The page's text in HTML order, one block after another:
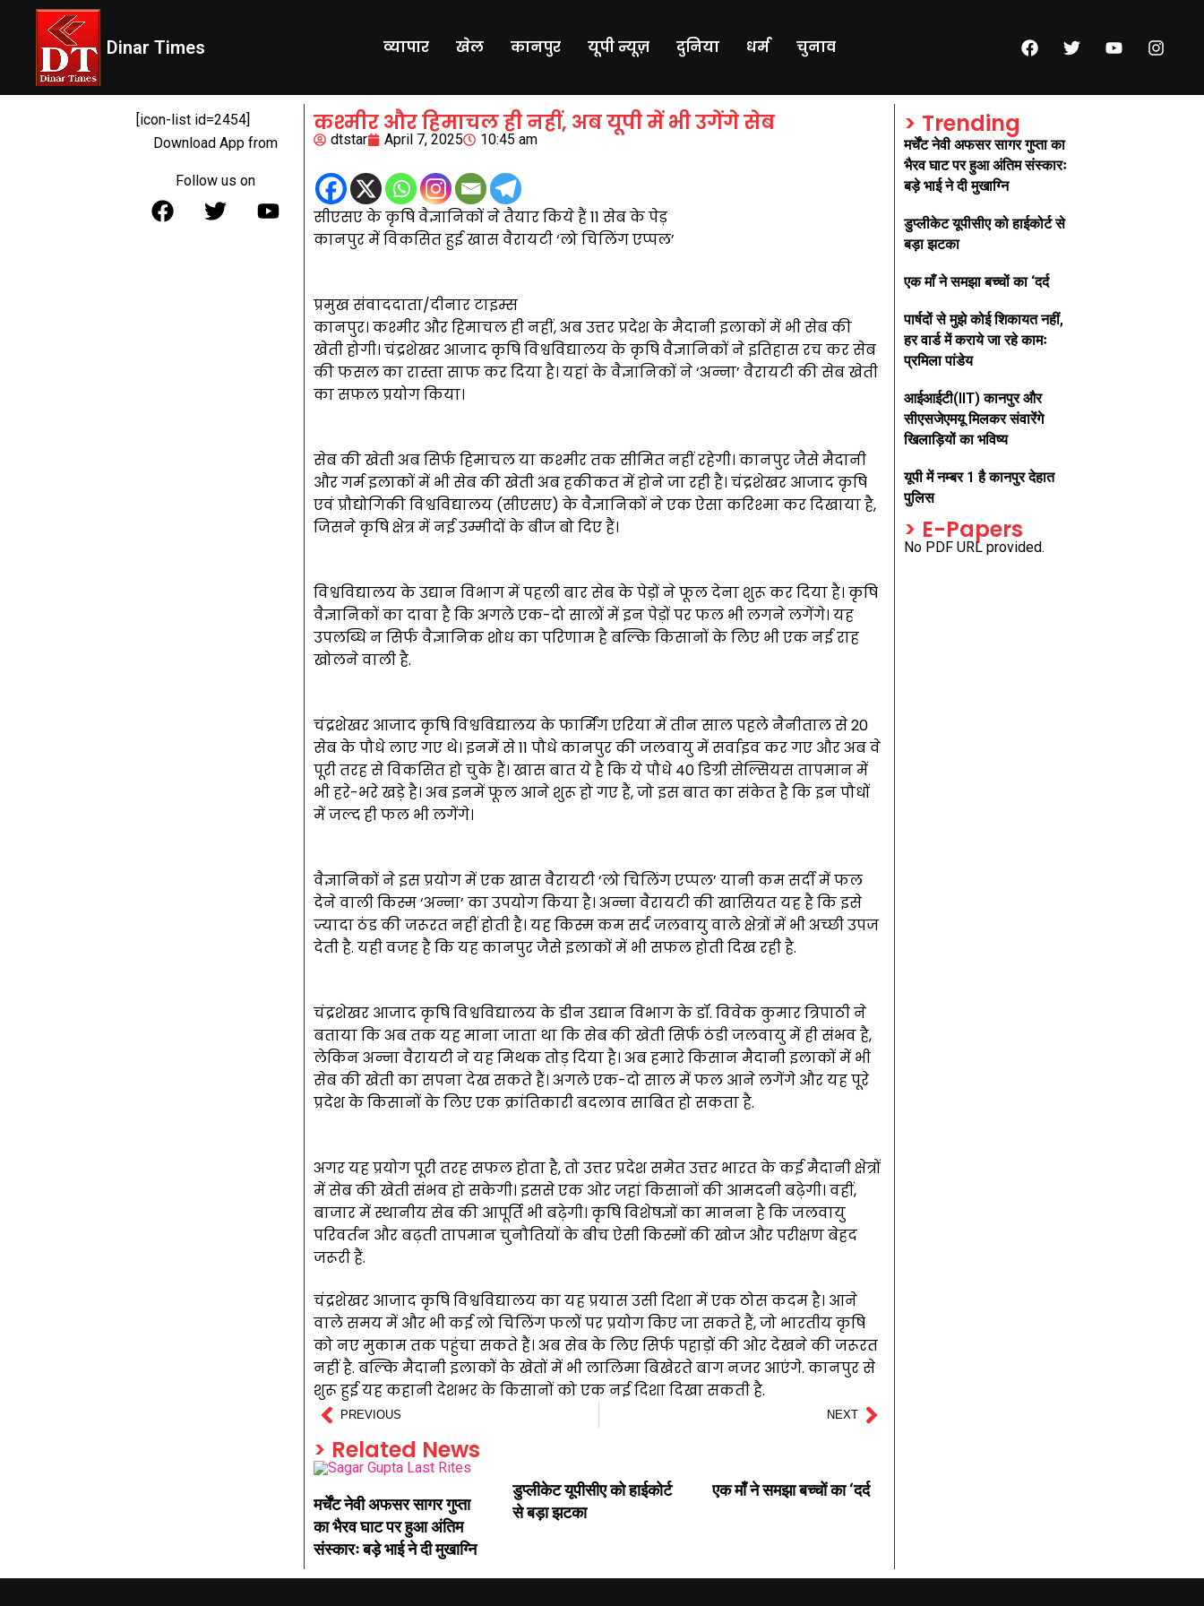
Dinar Times व्यापार खेल कानपुर यूपी न्यूज़ दुनिया धर्म चुनाव
[icon-list id=2454]
Download App from
Follow us on
कश्मीर और हिमाचल ही नहीं, अब यूपी में भी उगेंगे सेब
dtstar April 7, 2025 10:45 am
सीएसए के कृषि वैज्ञानिकों ने तैयार किये हैं 11 सेब के पेड़
कानपुर में विकसित हुई खास वैरायटी ‘लो चिलिंग एप्पल’
प्रमुख संवाददाता/दीनार टाइम्स
कानपुर। कश्मीर और हिमाचल ही नहीं, अब उत्तर प्रदेश के मैदानी इलाकों में भी सेब की
खेती होगी। चंद्रशेखर आजाद कृषि विश्वविद्यालय के कृषि वैज्ञानिकों ने इतिहास रच कर सेब
की फसल का रास्ता साफ कर दिया है। यहां के वैज्ञानिकों ने ‘अन्ना’ वैरायटी की सेब खेती
का सफल प्रयोग किया।
सेब की खेती अब सिर्फ हिमाचल या कश्मीर तक सीमित नहीं रहेगी। कानपुर जैसे मैदानी
और गर्म इलाकों में भी सेब की खेती अब हकीकत में होने जा रही है। चंद्रशेखर आजाद कृषि
एवं प्रौद्योगिकी विश्वविद्यालय (सीएसए) के वैज्ञानिकों ने एक ऐसा करिश्मा कर दिखाया है,
जिसने कृषि क्षेत्र में नई उम्मीदों के बीज बो दिए हैं।
विश्वविद्यालय के उद्यान विभाग में पहली बार सेब के पेड़ों ने फूल देना शुरू कर दिया है। कृषि
वैज्ञानिकों का दावा है कि अगले एक-दो सालों में इन पेड़ों पर फल भी लगने लगेंगे। यह
उपलब्धि न सिर्फ वैज्ञानिक शोध का परिणाम है बल्कि किसानों के लिए भी एक नई राह
खोलने वाली है.
चंद्रशेखर आजाद कृषि विश्वविद्यालय के फार्मिंग एरिया में तीन साल पहले नैनीताल से 20
सेब के पौधे लाए गए थे। इनमें से 11 पौधे कानपुर की जलवायु में सर्वाइव कर गए और अब वे
पूरी तरह से विकसित हो चुके हैं। खास बात ये है कि ये पौधे 40 डिग्री सेल्सियस तापमान में
भी हरे-भरे खड़े है। अब इनमें फूल आने शुरू हो गए हैं, जो इस बात का संकेत है कि इन पौधों
में जल्द ही फल भी लगेंगे।
वैज्ञानिकों ने इस प्रयोग में एक खास वैरायटी ‘लो चिलिंग एप्पल’ यानी कम सर्दी में फल
देने वाली किस्म ‘अन्ना’ का उपयोग किया है। अन्ना वैरायटी की खासियत यह है कि इसे
ज्यादा ठंड की जरूरत नहीं होती है। यह किस्म कम सर्द जलवायु वाले क्षेत्रों में भी अच्छी उपज
देती है. यही वजह है कि यह कानपुर जैसे इलाकों में भी सफल होती दिख रही है.
चंद्रशेखर आजाद कृषि विश्वविद्यालय के डीन उद्यान विभाग के डॉ. विवेक कुमार त्रिपाठी ने
बताया कि अब तक यह माना जाता था कि सेब की खेती सिर्फ ठंडी जलवायु में ही संभव है,
लेकिन अन्ना वैरायटी ने यह मिथक तोड़ दिया है। अब हमारे किसान मैदानी इलाकों में भी
सेब की खेती का सपना देख सकते हैं। अगले एक-दो साल में फल आने लगेंगे और यह पूरे
प्रदेश के किसानों के लिए एक क्रांतिकारी बदलाव साबित हो सकता है.
अगर यह प्रयोग पूरी तरह सफल होता है, तो उत्तर प्रदेश समेत उत्तर भारत के कई मैदानी क्षेत्रों
में सेब की खेती संभव हो सकेगी। इससे एक ओर जहां किसानों की आमदनी बढ़ेगी। वहीं,
बाजार में स्थानीय सेब की आपूर्ति भी बढ़ेगी। कृषि विशेषज्ञों का मानना है कि जलवायु
परिवर्तन और बढ़ती तापमान चुनौतियों के बीच ऐसी किस्मों की खोज और परीक्षण बेहद
जरूरी हैं.
चंद्रशेखर आजाद कृषि विश्वविद्यालय का यह प्रयास उसी दिशा में एक ठोस कदम है। आने
वाले समय में और भी कई लो चिलिंग फलों पर प्रयोग किए जा सकते हैं, जो भारतीय कृषि
को नए मुकाम तक पहुंचा सकते हैं। अब सेब के लिए सिर्फ पहाड़ों की ओर देखने की जरूरत
नहीं है. बल्कि मैदानी इलाकों के खेतों में भी लालिमा बिखेरते बाग नजर आएंगे. कानपुर से
शुरू हुई यह कहानी देशभर के किसानों को एक नई दिशा दिखा सकती है.
PREVIOUS NEXT
> Related News
मर्चेंट नेवी अफसर सागर गुप्ता
का भैरव घाट पर हुआ अंतिम
संस्कारः बड़े भाई ने दी मुखाग्नि
डुप्लीकेट यूपीसीए को हाईकोर्ट
से बड़ा झटका
एक माँ ने समझा बच्चों का ‘दर्द
> Trending
मर्चेंट नेवी अफसर सागर गुप्ता का
भैरव घाट पर हुआ अंतिम संस्कारः
बड़े भाई ने दी मुखाग्नि
डुप्लीकेट यूपीसीए को हाईकोर्ट से
बड़ा झटका
एक माँ ने समझा बच्चों का ‘दर्द
पार्षदों से मुझे कोई शिकायत नहीं,
हर वार्ड में कराये जा रहे कामः
प्रमिला पांडेय
आईआईटी(IIT) कानपुर और
सीएसजेएमयू मिलकर संवारेंगे
खिलाड़ियों का भविष्य
यूपी में नम्बर 1 है कानपुर देहात
पुलिस
> E-Papers
No PDF URL provided.